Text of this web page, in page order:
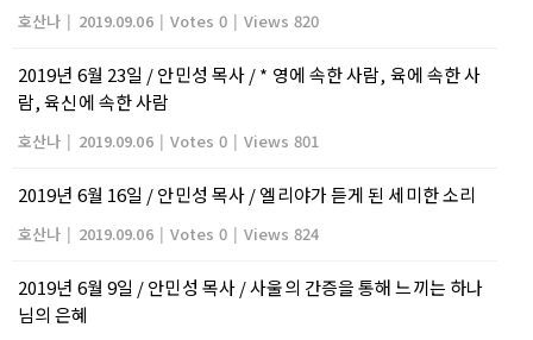
호산나 | 2019.09.06 | Votes 0 | Views 820
2019년 6월 23일 / 안민성 목사 / * 영에 속한 사람, 육에 속한 사
람, 육신에 속한 사람
호산나 | 2019.09.06 | Votes 0 | Views 801
2019년 6월 16일 / 안민성 목사 / 엘리야가 듣게 된 세미한 소리
호산나 | 2019.09.06 | Votes 0 | Views 824
2019년 6월 9일 / 안민성 목사 / 사울의 간증을 통해 느끼는 하나
님의 은혜